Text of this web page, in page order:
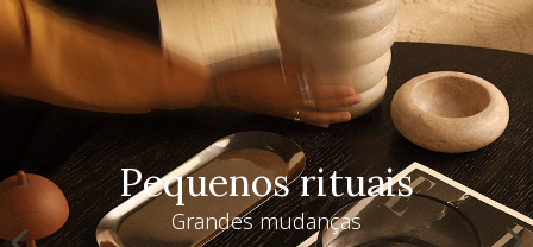
Pequenos rituais
Grandes mudanças